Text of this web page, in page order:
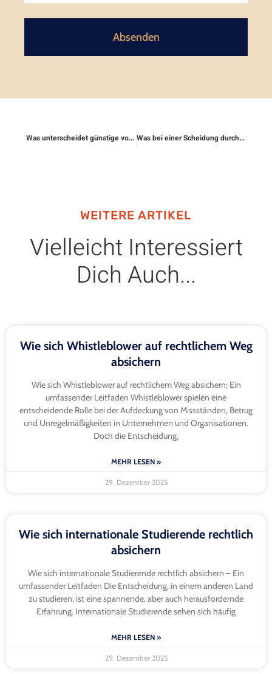
Absenden
Was unterscheidet günstige von guten Tarifen? Was bei einer Scheidung durch Rechtsschutzversicherung abgedeckt wird
WEITERE ARTIKEL
Vielleicht Interessiert
Dich Auch...
Wie sich Whistleblower auf rechtlichem Weg
absichern
Wie sich Whistleblower auf rechtlichem Weg absichern: Ein
umfassender Leitfaden Whistleblower spielen eine
entscheidende Rolle bei der Aufdeckung von Missständen, Betrug
und Unregelmäßigkeiten in Unternehmen und Organisationen.
Doch die Entscheidung,
MEHR LESEN »
29. Dezember 2025
Wie sich internationale Studierende rechtlich
absichern
Wie sich internationale Studierende rechtlich absichern – Ein
umfassender Leitfaden Die Entscheidung, in einem anderen Land
zu studieren, ist eine spannende, aber auch herausfordernde
Erfahrung. Internationale Studierende sehen sich häufig
MEHR LESEN »
29. Dezember 2025